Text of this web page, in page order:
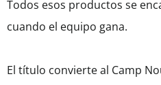
Todos esos productos se
cuando el equipo gana.
El título convierte al Camp